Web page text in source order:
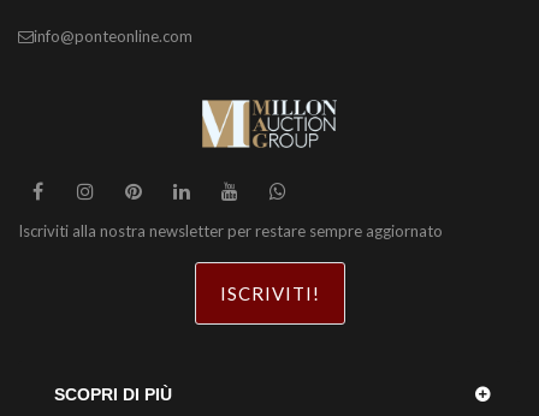
info@ponteonline.com
Iscriviti alla nostra newsletter per restare sempre aggiornato
ISCRIVITI!
SCOPRI DI PIÙ